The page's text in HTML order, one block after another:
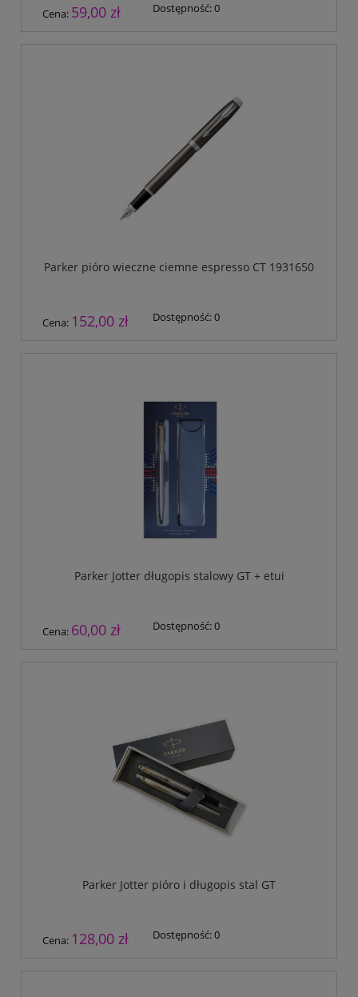
Cena: 59,00 zł Dostępność:0
Parker pióro wieczne ciemne espresso CT 1931650
Cena: 152,00 zł Dostępność:0
Parker Jotter długopis stalowy GT + etui
Cena: 60,00 zł Dostępność:0
Parker Jotter pióro i długopis stal GT
Cena: 128,00 zł Dostępność:0